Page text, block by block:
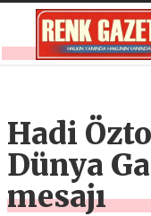
Hadi
Dünya
mesajı